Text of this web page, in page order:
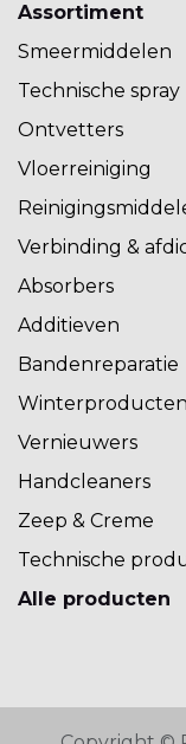
Assortiment
Smeermiddelen
Technische spray
Ontvetters
Vloerreiniging
Verbinding &
Absorbers
Additieven
Bandenreparatie
Winterproducten
Vernieuwers
Handcleaners
Zeep & Creme
Technische
Alle producten